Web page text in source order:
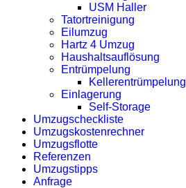
USM Haller
Tatortreinigung
Eilumzug
Hartz 4 Umzug
Haushaltsauflösung
Entrümpelung
Kellerentrümpelung
Einlagerung
Self-Storage
Umzugscheckliste
Umzugskostenrechner
Umzugsflotte
Referenzen
Umzugstipps
Anfrage